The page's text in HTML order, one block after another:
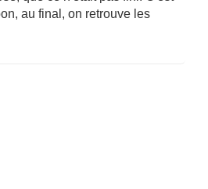
au final, on retrouve les